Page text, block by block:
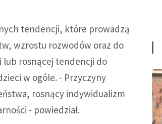
tendencji, które prowadzą
wzrostu rozwodów oraz do
lub rosnącej tendencji do
w ogóle. - Przyczyny
rosnący indywidualizm
- powiedział.